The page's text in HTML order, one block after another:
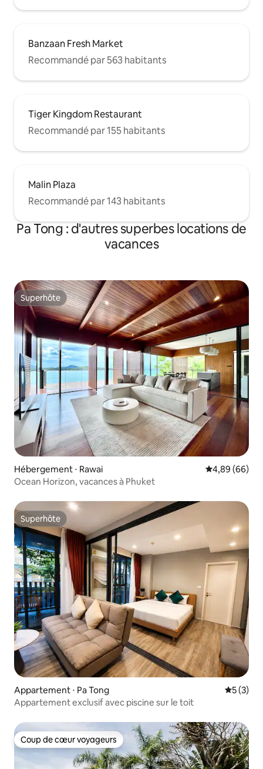
Banzaan Fresh Market
Recommandé par 563 habitants
Tiger Kingdom Restaurant
Recommandé par 155 habitants
Malin Plaza
Recommandé par 143 habitants
Pa Tong : d'autres superbes locations de
vacances
Superhôte
Superhôte
Hébergement ⋅ Rawai Évaluation
4,89 (66)
Ocean Horizon, vacances à Phuket
Superhôte
Superhôte
Appartement ⋅ Pa Tong
5 (3)
Appartement exclusif avec piscine sur le toit
Coup de cœur voyageurs
Coup de cœur voyageurs